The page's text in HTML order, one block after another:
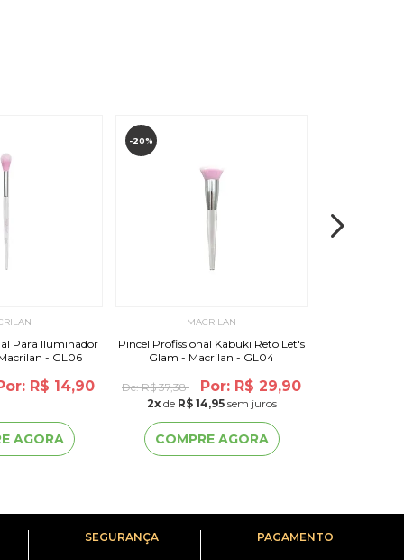
Para Iluminador
- GL06
R$ 14,90
AGORA
-20%
MACRILAN
Pincel Profissional Kabuki Reto Let's
Glam - Macrilan - GL04
De:R$ 37,38 Por: R$ 29,90
2xde R$ 14,95sem juros
COMPRE AGORA
SEGURANÇA PAGAMENTO